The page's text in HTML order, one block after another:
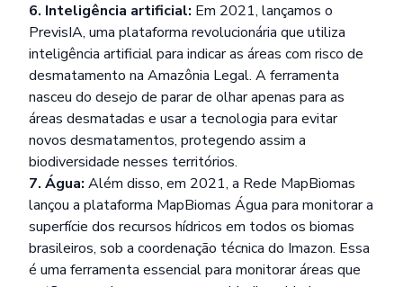
6. Inteligência artificial: Em 2021, lançamos o
PrevisIA, uma plataforma revolucionária que utiliza
inteligência artificial para indicar as áreas com risco de
desmatamento na Amazônia Legal. A ferramenta
nasceu do desejo de parar de olhar apenas para as
áreas desmatadas e usar a tecnologia para evitar
novos desmatamentos, protegendo assim a
biodiversidade nesses territórios.
7. Água: Além disso, em 2021, a Rede MapBiomas
lançou a plataforma MapBiomas Água para monitorar a
superfície dos recursos hídricos em todos os biomas
brasileiros, sob a coordenação técnica do Imazon. Essa
é uma ferramenta essencial para monitorar áreas que